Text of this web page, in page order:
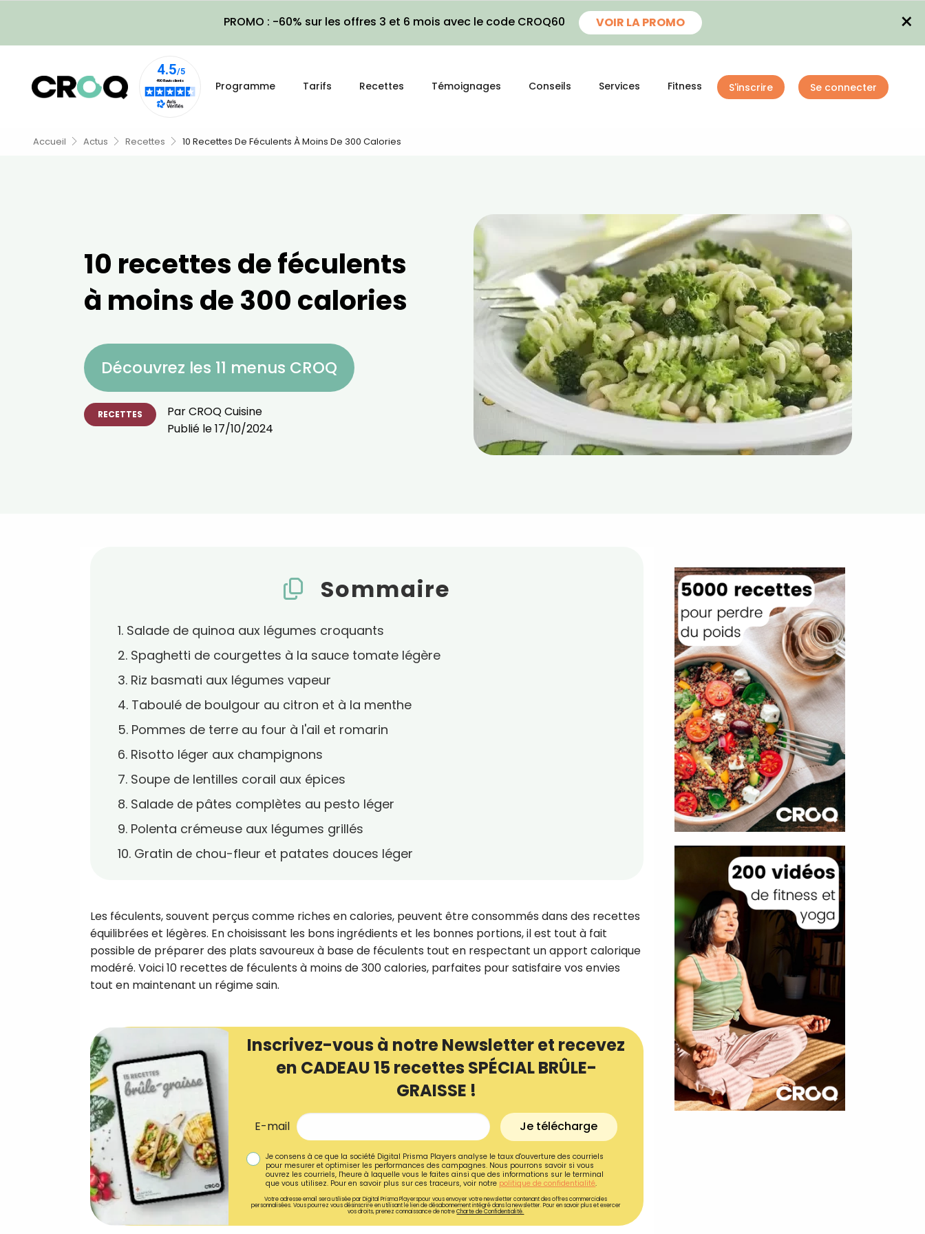
PROMO : -60% sur les offres 3 et 6 mois avec le code CROQ60 VOIR LA PROMO ×
Programme Tarifs Recettes Témoignages Conseils Services Fitness S'inscrire Se connecter
Accueil Actus Recettes 10 Recettes De Féculents À Moins De 300 Calories
10 recettes de féculents
à moins de 300 calories
Découvrez les 11 menus CROQ
RECETTES ParCROQ Cuisine
Publié le17/10/2024
Sommaire
1. Salade de quinoa aux légumes croquants
2. Spaghetti de courgettes à la sauce tomate légère
3. Riz basmati aux légumes vapeur
4. Taboulé de boulgour au citron et à la menthe
5. Pommes de terre au four à l'ail et romarin
6. Risotto léger aux champignons
7. Soupe de lentilles corail aux épices
8. Salade de pâtes complètes au pesto léger
9. Polenta crémeuse aux légumes grillés
10. Gratin de chou-fleur et patates douces léger
Les féculents, souvent perçus comme riches en calories, peuvent être consommés dans des recettes
équilibrées et légères. En choisissant les bons ingrédients et les bonnes portions, il est tout à fait
possible de préparer des plats savoureux à base de féculents tout en respectant un apport calorique
modéré. Voici 10 recettes de féculents à moins de 300 calories, parfaites pour satisfaire vos envies
tout en maintenant un régime sain.
Inscrivez-vous à notre Newsletter et recevez
en CADEAU 15 recettes SPÉCIAL BRÛLE-
GRAISSE !
E-mail Je télécharge
Je consens à ce que la société Digital Prisma Players analyse le taux d'ouverture des courriels
pour mesurer et optimiser les performances des campagnes. Nous pourrons savoir si vous
ouvrez les courriels, l'heure à laquelle vous le faites ainsi que des informations sur le terminal
que vous utilisez. Pour en savoir plus sur ces traceurs, voir notre politique de confidentialité.
Votre adresse email sera utilisée par Digital Prisma Playerspour vous envoyer votre newsletter contenant des offres commerciales
personnalisées. Vous pourrez vous désinscrire en utilisant le lien de désabonnement intégré dans la newsletter. Pour en savoir plus et exercer
vos droits, prenez connaissance de notreCharte de Confidentialité.
Recevez gratuitement 180
recettes inédites de CROQ
!
Ainsi que la newsletter promotionnelle de